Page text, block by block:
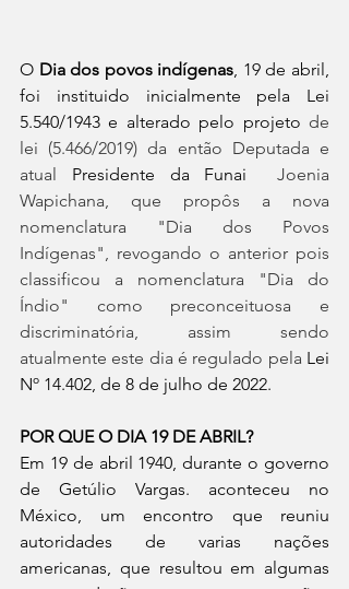
O Dia dos povos indígenas , 19 de abril,
foi instituido inicialmente pela Lei
5.540/1943 e alterado pelo projeto de
lei (5.466/2019) da então Deputada e
atual Presidente da Funai
  Joenia
Wapichana, que propôs a nova
nomenclatura "Dia dos Povos
Indígenas", revogando o anterior pois
classificou a nomenclatura "Dia do
Índio" como preconceituosa e
discriminatória, assim sendo
atualmente este dia é regulado pela Lei
Nº 14.402, de 8 de julho de 2022.
POR QUE O DIA 19 DE ABRIL?
Em 19 de abril 1940, durante o governo
de Getúlio Vargas. aconteceu no
México, um encontro que reuniu
autoridades de varias nações
americanas, que resultou em algumas